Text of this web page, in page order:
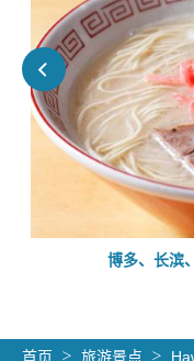
博多、长滨
首页 旅游景点